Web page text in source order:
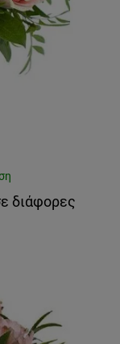
διάφορες